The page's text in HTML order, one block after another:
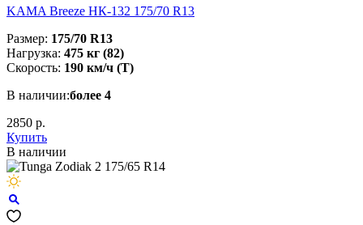
KAMA Breeze НК-132 175/70 R13
Размер: 175/70 R13
Нагрузка: 475 кг (82)
Скорость: 190 км/ч (T)
В наличии:более 4
2850 р.
Купить
В наличии